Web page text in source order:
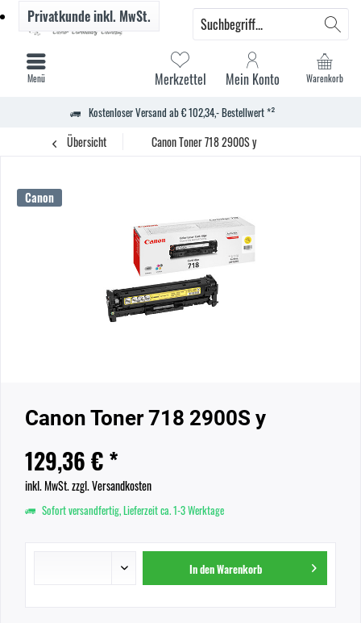
Kostenloser Versand ab € 102,34,- Bestellwert *²
Warenkorb
Merkzettel Mein Konto
Privatkundeinkl. MwSt.
Menü
Übersicht Canon Toner 718 2900S y
Canon
Canon Toner 718 2900S y
129,36 € *
inkl. MwSt.zzgl. Versandkosten
Sofort versandfertig, Lieferzeit ca. 1-3 Werktage
In denWarenkorb